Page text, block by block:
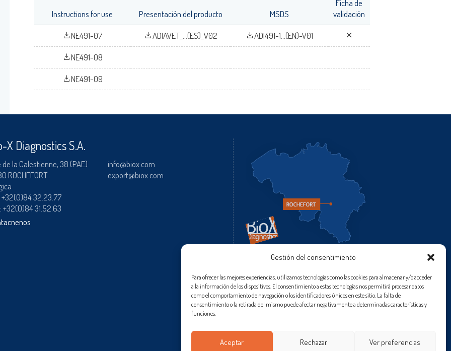
Gestión del consentimiento
Para ofrecer las mejores experiencias, utilizamos tecnologías como las cookies para almacenar y/o acceder
a la información de los dispositivos. El consentimiento a estas tecnologías nos permitirá procesar datos
como el comportamiento de navegación o los identificadores únicos en este sitio. La falta de
consentimiento o la retirada del mismo puede afectar negativamente a determinadas características y
funciones.
Aceptar Rechazar Ver preferencias
Instructions for use Presentación del producto MSDS
Ficha de
validación
NE491-07 ADIAVET_...(ES)_V02 ADI491-1...(EN)-V01
NE491-08
NE491-09
X Diagnostics S.A.
de la Calestienne, 38 (PAE)
ROCHEFORT
+32(0)84 32.23.77
+32(0)84 31.52.63
info@biox.com
export@biox.com
Nombre de Usuario
Contraseña
Olvidó su contraseña ?
adiagene@adiagene.fr